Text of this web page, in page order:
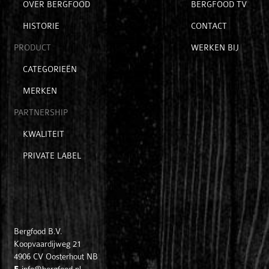
voorOpen
voor
OVER BERGFOOD
HISTORIE
PRODUCT
Open
voor
CATEGORIEËN
MERKEN
PARTNERSHIP
Open
voor
KWALITEIT
PRIVATE LABEL
voor
BERGFOOD TV
CONTACT
WERKEN BIJ
Bergfood B.V.
Koopvaardijweg 21
4906 CV Oosterhout NB